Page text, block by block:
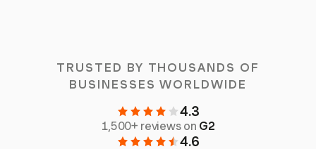
TRUSTED BY THOUSANDS OF
BUSINESSES WORLDWIDE
4.3
1,500+ reviews on G2
4.6